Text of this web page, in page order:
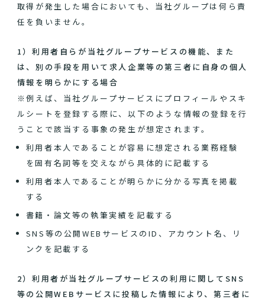
取得が発生した場合においても、当社グループは何ら責
任を負いません。
1）利用者自らが当社グループサービスの機能、また
は、別の手段を用いて求人企業等の第三者に自身の個人
情報を明らかにする場合
※例えば、当社グループサービスにプロフィールやスキ
ルシートを登録する際に、以下のような情報の登録を行
うことで該当する事象の発生が想定されます。
利用者本人であることが容易に想定される業務経験
を固有名詞等を交えながら具体的に記載する
利用者本人であることが明らかに分かる写真を掲載
する
書籍・論文等の執筆実績を記載する
SNS等の公開WEBサービスのID、アカウント名、リ
ンクを記載する
2）利用者が当社グループサービスの利用に関してSNS
等の公開WEBサービスに投稿した情報により、第三者に